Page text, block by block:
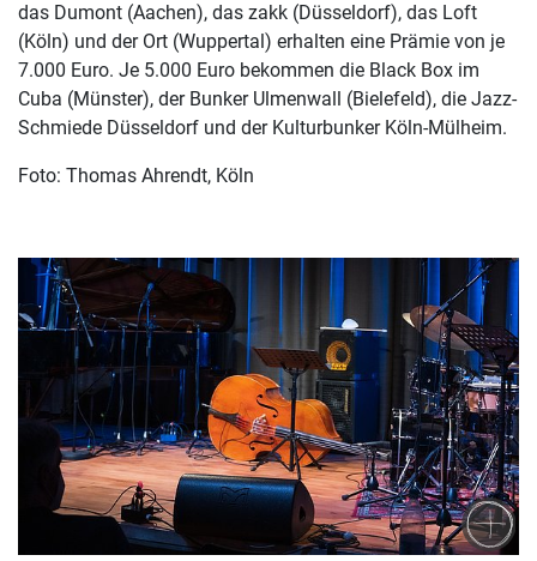
das Dumont (Aachen), das zakk (Düsseldorf), das Loft
(Köln) und der Ort (Wuppertal) erhalten eine Prämie von je
7.000 Euro. Je 5.000 Euro bekommen die Black Box im
Cuba (Münster), der Bunker Ulmenwall (Bielefeld), die Jazz-
Schmiede Düsseldorf und der Kulturbunker Köln-Mülheim.
Foto: Thomas Ahrendt, Köln